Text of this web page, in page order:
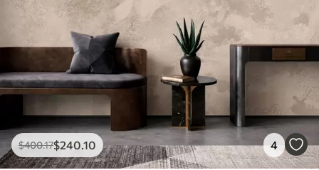
$400.17$240 .10 4